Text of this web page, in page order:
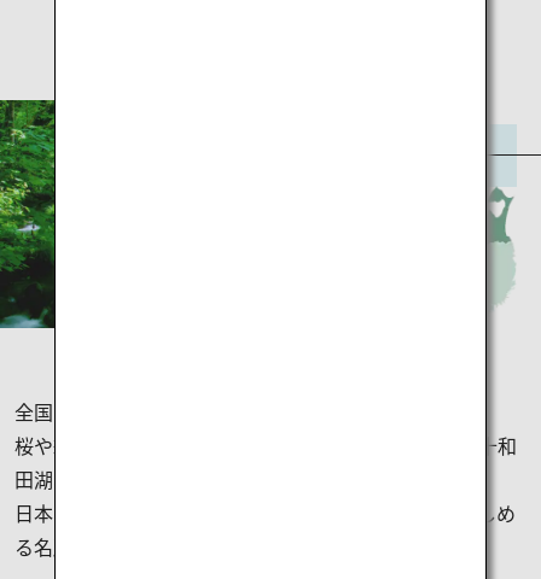
全国的にも有名なねぶた祭のある青森県。
桜や紅葉の名所として知られる弘前公園や、奥入瀬や十和
田湖、
日本百名山の一つである八甲田山など、自然観光が楽しめ
る名所が多くあります。